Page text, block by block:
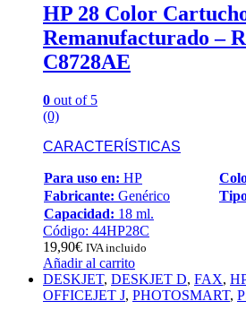
HP 28 Color
Remanufacturado –
C8728AE
0 out of 5
(0)
CARACTERÍSTICAS
Para uso en: HP
Fabricante: Genérico
Capacidad: 18 ml.
Código: 44HP28C
19,90€ IVA incluido
Añadir al carrito
DESKJET, DESKJET D, FAX, HP
OFFICEJET J, PHOTOSMART,